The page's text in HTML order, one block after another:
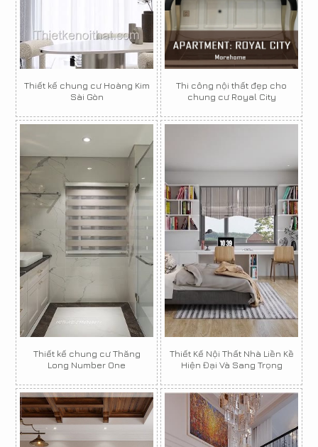
Thiết kế chung cư Hoàng Kim
Sài Gòn
Thi công nội thất đẹp cho
chung cư Royal City
Thiết kế chung cư Thăng
Long Number One
Thiết Kế Nội Thất Nhà Liền Kề
Hiện Đại Và Sang Trọng